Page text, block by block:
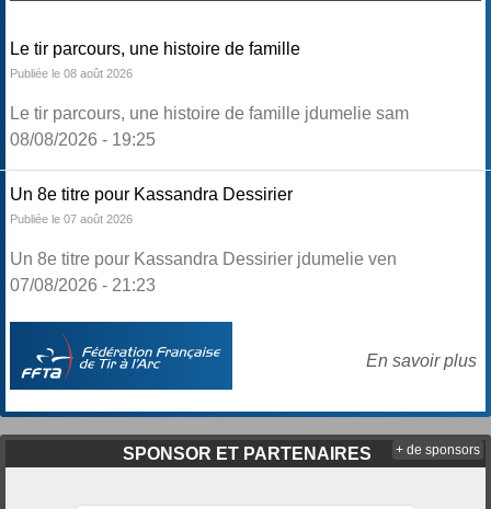
Le tir parcours, une histoire de famille
Publiée le 08 août 2026
Le tir parcours, une histoire de famille jdumelie sam
08/08/2026 - 19:25
Un 8e titre pour Kassandra Dessirier
Publiée le 07 août 2026
Un 8e titre pour Kassandra Dessirier jdumelie ven
07/08/2026 - 21:23
En savoir plus
SPONSOR ET PARTENAIRES + de sponsors